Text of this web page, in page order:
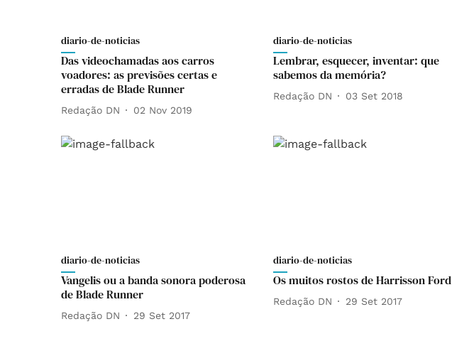
diario-de-noticias
Das videochamadas aos carros
voadores: as previsões certas e
erradas de Blade Runner
Redação DN 02 Nov 2019
diario-de-noticias
Lembrar, esquecer, inventar: que
sabemos da memória?
Redação DN 03 Set 2018
diario-de-noticias
Vangelis ou a banda sonora poderosa
de Blade Runner
Redação DN 29 Set 2017
diario-de-noticias
Os muitos rostos de Harrisson Ford
Redação DN 29 Set 2017